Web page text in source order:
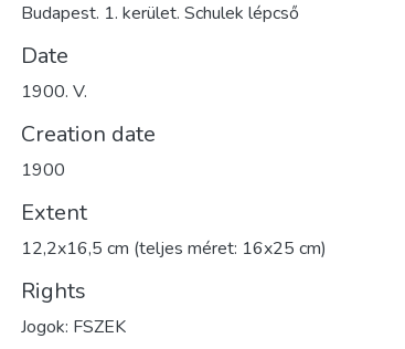
Budapest. 1. kerület. Schulek lépcső
Date
1900. V.
Creation date
1900
Extent
12,2x16,5 cm (teljes méret: 16x25 cm)
Rights
Jogok: FSZEK